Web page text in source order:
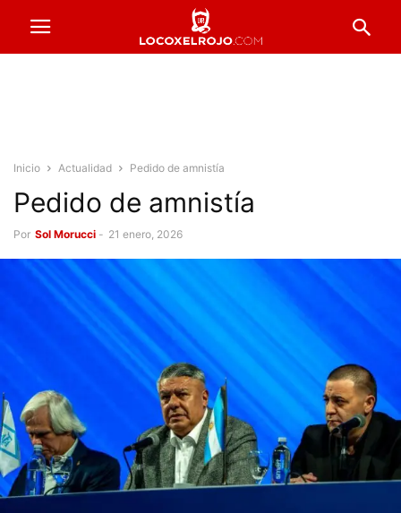
Inicio Actualidad Pedido de amnistía
Pedido de amnistía
Por Sol Morucci - 21 enero, 2026